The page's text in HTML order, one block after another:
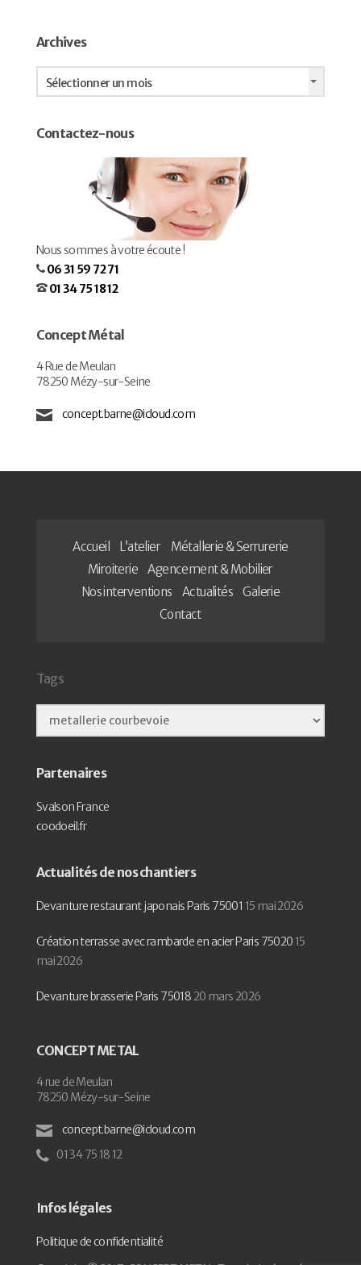
Archives
Archives
Sélectionner un mois
Contactez-nous
Nous sommes à votre écoute !
06 31 59 72 71
01 34 75 18 12
Concept Métal
4 Rue de Meulan
78250 Mézy-sur-Seine
concept.barne@icloud.com
Accueil L’atelier
Métallerie & Serrurerie
Miroiterie
Agencement & Mobilier
Nos interventions
Actualités
Galerie
Contact
Tags
Partenaires
Svalson France
coodoeil.fr
Actualités de nos chantiers
Devanture restaurant japonais Paris 75001 15 mai 2026
Création terrasse avec rambarde en acier Paris 75020 15
mai 2026
Devanture brasserie Paris 75018 20 mars 2026
CONCEPT METAL
4 rue de Meulan
78250 Mézy-sur-Seine
concept.barne@icloud.com
01 34 75 18 12
Infos légales
Politique de confidentialité